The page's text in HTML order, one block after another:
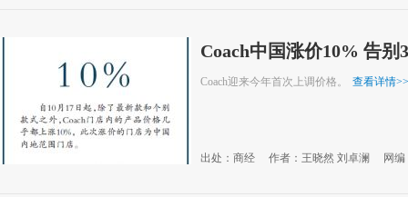
Coach中国涨价10% 告别
Coach迎来今年首次上调价格。 查看详情>>
出处：商经 作者：王晓然 刘卓澜 网编